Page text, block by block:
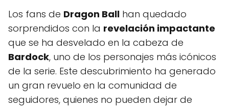
Los fans de Dragon Ball han quedado
sorprendidos con la revelación impactante
que se ha desvelado en la cabeza de
Bardock, uno de los personajes más icónicos
de la serie. Este descubrimiento ha generado
un gran revuelo en la comunidad de
seguidores, quienes no pueden dejar de